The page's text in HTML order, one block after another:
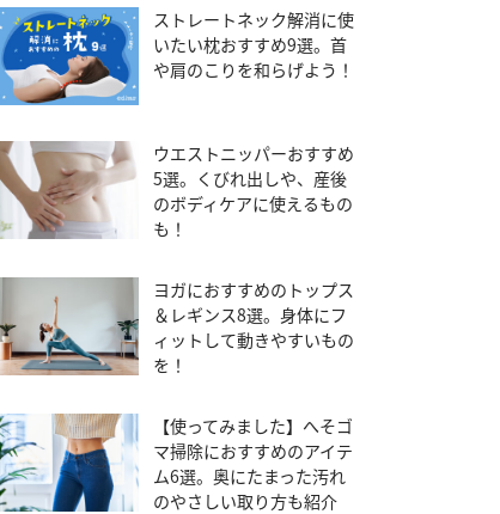
ストレートネック解消に使
いたい枕おすすめ9選。首
や肩のこりを和らげよう！
ウエストニッパーおすすめ
5選。くびれ出しや、産後
のボディケアに使えるもの
も！
ヨガにおすすめのトップス
＆レギンス8選。身体にフ
ィットして動きやすいもの
を！
【使ってみました】へそゴ
マ掃除におすすめのアイテ
ム6選。奥にたまった汚れ
のやさしい取り方も紹介